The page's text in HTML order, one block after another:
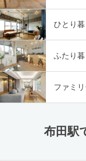
ひとり
ふたり
ファミ
布田駅